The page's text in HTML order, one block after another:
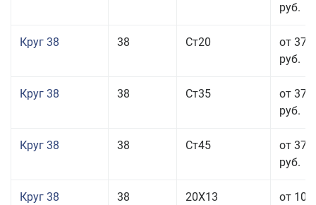
руб.
Круг 38 38 Ст20
от 37
руб.
Круг 38 38 Ст35
от 37
руб.
Круг 38 38 Ст45
от 37
руб.
Круг 38 38 20Х13
от 101